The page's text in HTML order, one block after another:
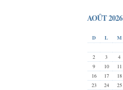
AOÛT 2026
D L M
2
3 4
9
10 11
16
17 18
23
24 25